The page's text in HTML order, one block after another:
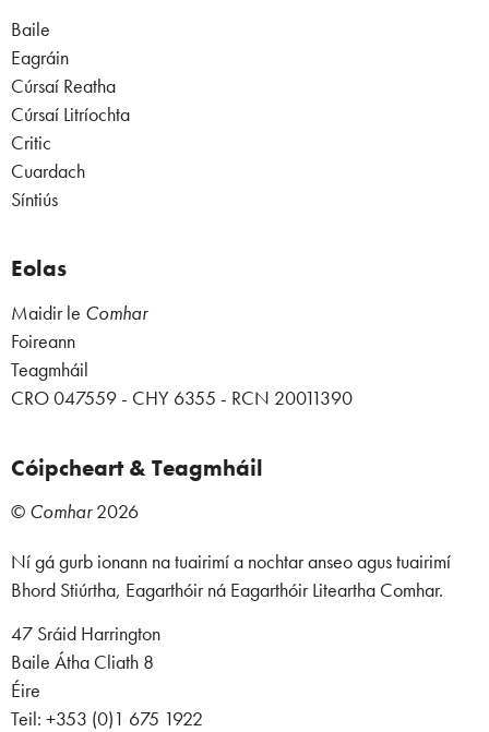
Baile
Eagráin
Cúrsaí Reatha
Cúrsaí Litríochta
Critic
Cuardach
Síntiús
Eolas
Maidir le Comhar
Foireann
Teagmháil
CRO 047559 - CHY 6355 - RCN 20011390
Cóipcheart & Teagmháil
© Comhar2026
Ní gá gurb ionann na tuairimí a nochtar anseo agus tuairimí
Bhord Stiúrtha, Eagarthóir ná Eagarthóir Liteartha Comhar.
47 Sráid Harrington
Baile Átha Cliath 8
Éire
Teil: +353 (0)1 675 1922